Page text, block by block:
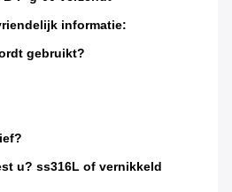
informatie:
gebruikt?
u? ss316L of vernikkeld